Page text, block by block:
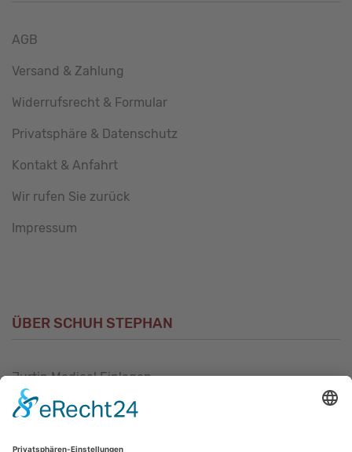
AGB
Versand & Zahlung
Widerrufsrecht & Formular
Privatsphäre & Datenschutz
Kontakt & Anfahrt
Wir rufen Sie zurück
Impressum
ÜBER SCHUH STEPHAN
Jurtin Medical Einlagen
Unsere Philosophie